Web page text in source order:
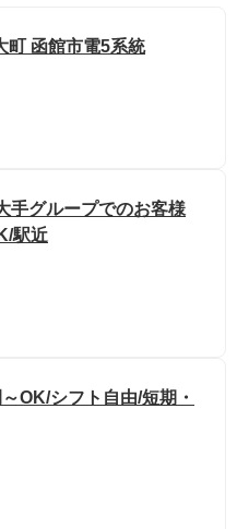
町 函館市電5系統
手グループでのお客様
駅近
OK/シフト自由/短期・